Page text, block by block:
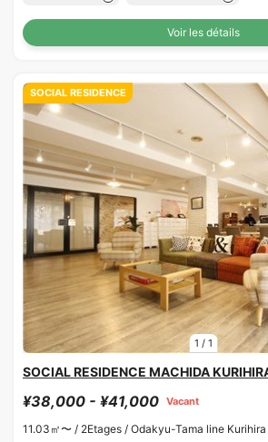
Voir les détails
1 / 1
SOCIAL RESIDENCE
SOCIAL RESIDENCE MACHIDA
¥38,000 - ¥41,000 Vacant
11.03㎡〜 / 2Etages / Odakyu-Tama line